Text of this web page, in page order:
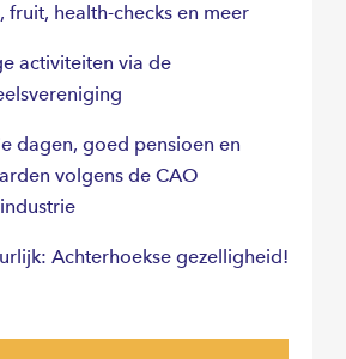
fruit, health-checks en meer
activiteiten via de
dagen, goed pensioen en
volgens de CAO
Achterhoekse gezelligheid!